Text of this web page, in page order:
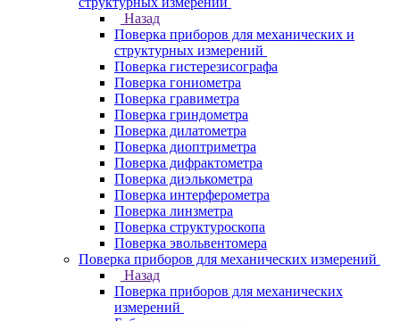
Назад
Поверка приборов для механических и
структурных измерений
Поверка гистерезисографа
Поверка гониометра
Поверка гравиметра
Поверка гриндометра
Поверка дилатометра
Поверка диоптриметра
Поверка дифрактометра
Поверка диэлькометра
Поверка интерферометра
Поверка линзметра
Поверка структуроскопа
Поверка эвольвентомера
Поверка приборов для механических измерений
Назад
Поверка приборов для механических
измерений